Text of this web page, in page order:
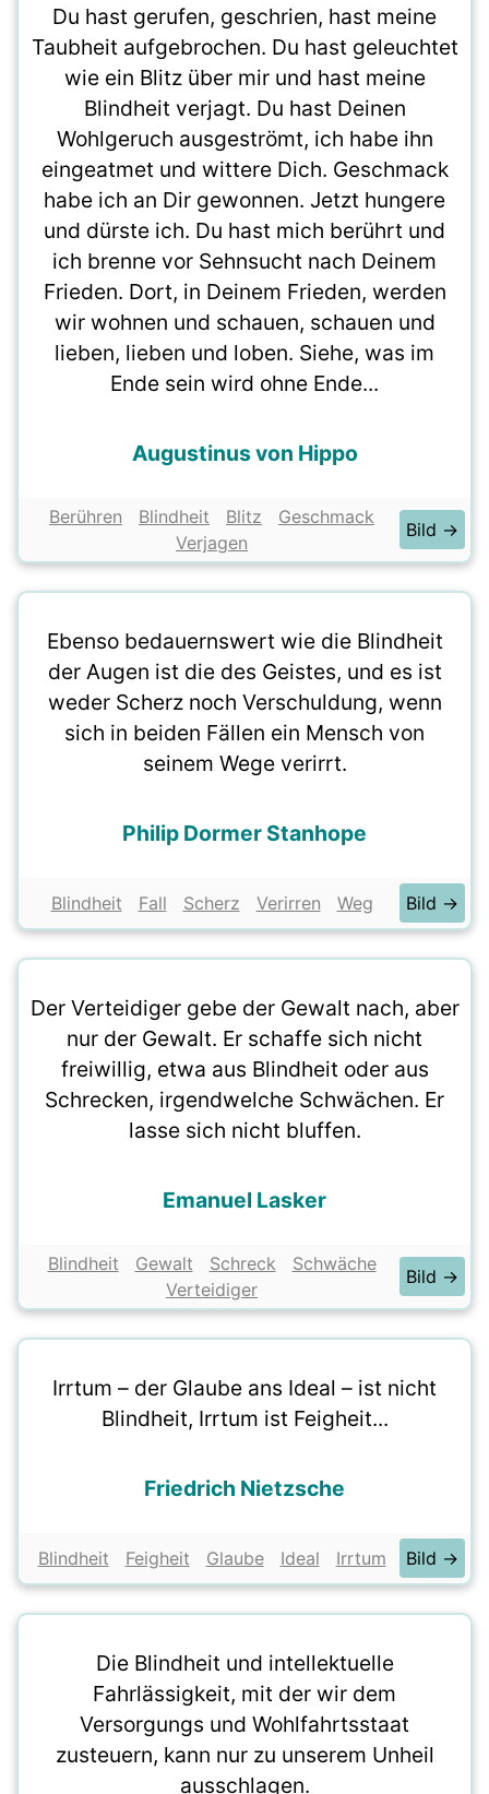
Du hast gerufen, geschrien, hast meine
Taubheit aufgebrochen. Du hast geleuchtet
wie ein Blitz über mir und hast meine
Blindheit verjagt. Du hast Deinen
Wohlgeruch ausgeströmt, ich habe ihn
eingeatmet und wittere Dich. Geschmack
habe ich an Dir gewonnen. Jetzt hungere
und dürste ich. Du hast mich berührt und
ich brenne vor Sehnsucht nach Deinem
Frieden. Dort, in Deinem Frieden, werden
wir wohnen und schauen, schauen und
lieben, lieben und loben. Siehe, was im
Ende sein wird ohne Ende...
Augustinus von Hippo
Berühren Blindheit Blitz
Geschmack
Verjagen
Bild →
Ebenso bedauernswert wie die Blindheit
der Augen ist die des Geistes, und es ist
weder Scherz noch Verschuldung, wenn
sich in beiden Fällen ein Mensch von
seinem Wege verirrt.
Philip Dormer Stanhope
Blindheit Fall Scherz Verirren Weg Bild →
Der Verteidiger gebe der Gewalt nach, aber
nur der Gewalt. Er schaffe sich nicht
freiwillig, etwa aus Blindheit oder aus
Schrecken, irgendwelche Schwächen. Er
lasse sich nicht bluffen.
Emanuel Lasker
Blindheit Gewalt Schreck
Schwäche
Verteidiger
Bild →
Irrtum – der Glaube ans Ideal – ist nicht
Blindheit, Irrtum ist Feigheit...
Friedrich Nietzsche
Blindheit Feigheit Glaube Ideal Irrtum Bild →
Die Blindheit und intellektuelle
Fahrlässigkeit, mit der wir dem
Versorgungs und Wohlfahrtsstaat
zusteuern, kann nur zu unserem Unheil
ausschlagen.